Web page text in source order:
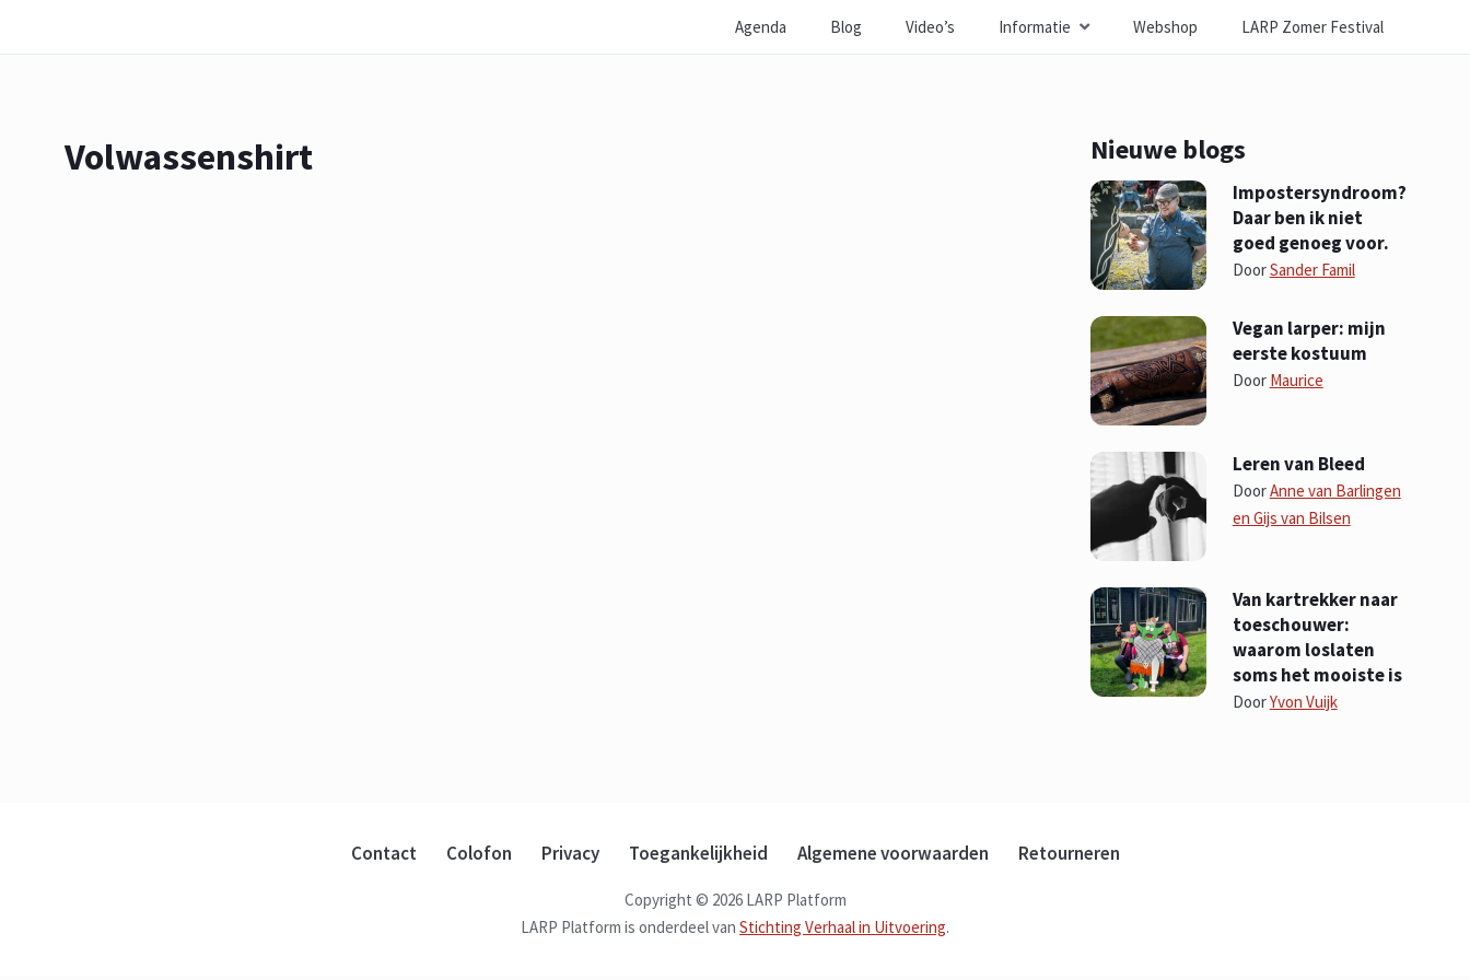
Agenda Blog Video’s Informatie Webshop LARP Zomer Festival
Volwassenshirt Nieuwe blogs
Impostersyndroom?
Daar ben ik niet
goed genoeg voor.
DoorSander Famil
Vegan larper: mijn
eerste kostuum
Door Maurice
Leren van Bleed
DoorAnne van Barlingen
en Gijs van Bilsen
Van kartrekker naar
toeschouwer:
waarom loslaten
soms het mooiste is
DoorYvon Vuijk
Contact Colofon Privacy Toegankelijkheid Algemene voorwaarden Retourneren
Copyright © 2026 LARP Platform
LARP Platform is onderdeel van Stichting Verhaal in Uitvoering.